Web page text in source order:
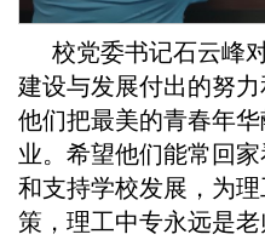
校党委书记石云峰
建设与发展付出的努
他们把最美的青春年
业。希望他们能常回
和支持学校发展，为
策，理工中专永远是老